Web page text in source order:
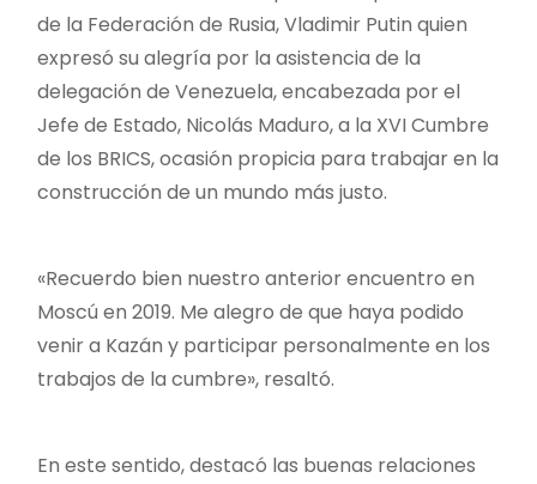
de la Federación de Rusia, Vladimir Putin quien
expresó su alegría por la asistencia de la
delegación de Venezuela, encabezada por el
Jefe de Estado, Nicolás Maduro, a la XVI Cumbre
de los BRICS, ocasión propicia para trabajar en la
construcción de un mundo más justo.
«Recuerdo bien nuestro anterior encuentro en
Moscú en 2019. Me alegro de que haya podido
venir a Kazán y participar personalmente en los
trabajos de la cumbre», resaltó.
En este sentido, destacó las buenas relaciones